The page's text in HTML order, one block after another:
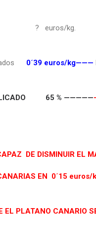
? euros/kg.
0´39 euros/kg———
65 % —————
DE DISMINUIR EL
EN 0´15 euros/
EL PLATANO CANARIO